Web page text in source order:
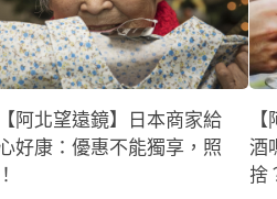
阿北望遠鏡】日本商家給
好康：優惠不能獨享，照
酒
捨